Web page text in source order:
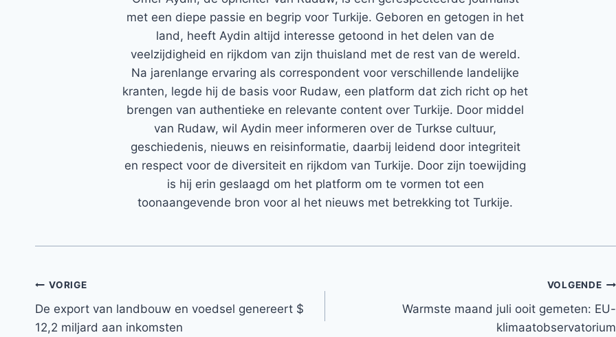
met een diepe passie en begrip voor Turkije. Geboren en getogen in het
land, heeft Aydin altijd interesse getoond in het delen van de
veelzijdigheid en rijkdom van zijn thuisland met de rest van de wereld.
Na jarenlange ervaring als correspondent voor verschillende landelijke
kranten, legde hij de basis voor Rudaw, een platform dat zich richt op het
brengen van authentieke en relevante content over Turkije. Door middel
van Rudaw, wil Aydin meer informeren over de Turkse cultuur,
geschiedenis, nieuws en reisinformatie, daarbij leidend door integriteit
en respect voor de diversiteit en rijkdom van Turkije. Door zijn toewijding
is hij erin geslaagd om het platform om te vormen tot een
toonaangevende bron voor al het nieuws met betrekking tot Turkije.
Bericht
navigatie
VORIGE
De export van landbouw en voedsel genereert $
12,2 miljard aan inkomsten
VOLGENDE
Warmste maand juli ooit gemeten: EU-
klimaatobservatorium